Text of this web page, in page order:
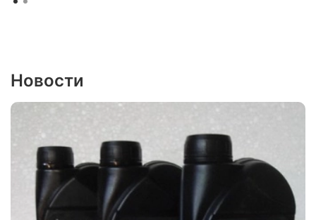
Новости